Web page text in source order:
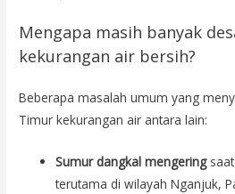
Mengapa masih banyak
kekurangan air bersih?
Beberapa masalah umum yang
Timur kekurangan air antara lain:
Sumur dangkal mengeringsaat
terutama di wilayah Nganjuk,